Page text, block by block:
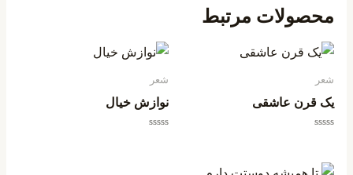
محصولات مرتبط
شعر
یک قرن عاشقی
5
شعر
نوازش خیال